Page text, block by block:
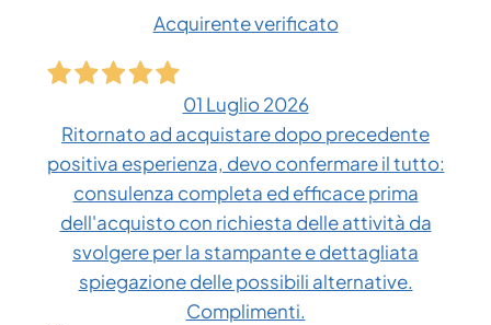
Acquirente verificato
01 Luglio 2026
Ritornato ad acquistare dopo precedente
positiva esperienza, devo confermare il tutto:
consulenza completa ed efficace prima
dell'acquisto con richiesta delle attività da
svolgere per la stampante e dettagliata
spiegazione delle possibili alternative.
Complimenti.